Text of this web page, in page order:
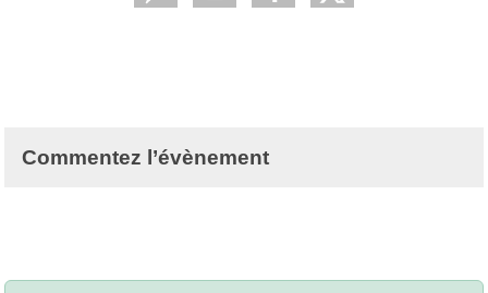
Commentez l’évènement